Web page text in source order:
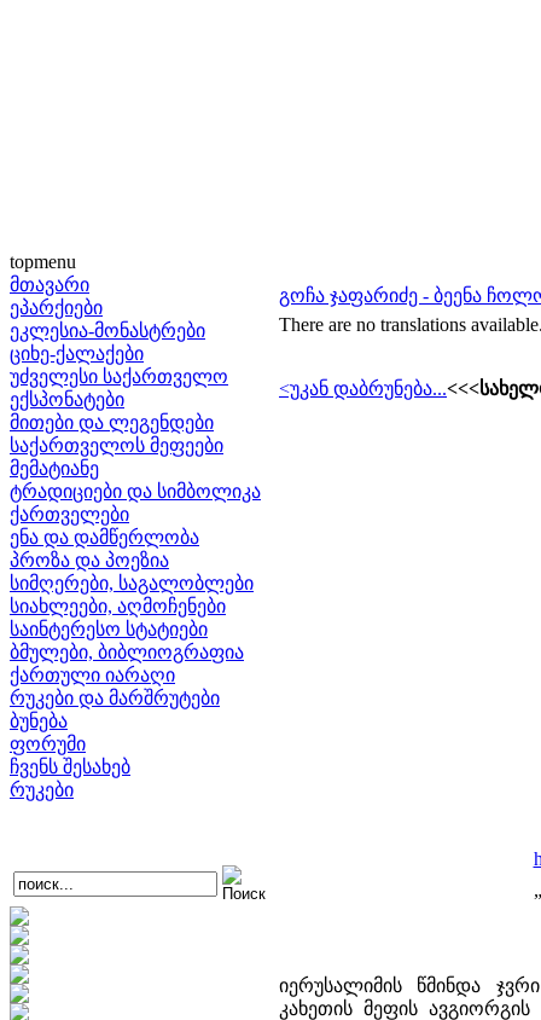
topmenu
მთავარი
ეპარქიები
ეკლესია-მონასტრები
ციხე-ქალაქები
უძველესი საქართველო
ექსპონატები
მითები და ლეგენდები
საქართველოს მეფეები
მემატიანე
ტრადიციები და სიმბოლიკა
ქართველები
ენა და დამწერლობა
პროზა და პოეზია
სიმღერები, საგალობლები
სიახლეები, აღმოჩენები
საინტერესო სტატიები
ბმულები, ბიბლიოგრაფია
ქართული იარაღი
რუკები და მარშრუტები
ბუნება
ფორუმი
ჩვენს შესახებ
რუკები
გოჩა ჯაფარიძე - ბეენა
There are no translations
<უკან დაბრუნება...
”
იერუსალიმის წმინდა
კახეთის მეფის